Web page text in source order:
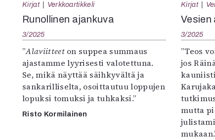
Kirjat Verkkoartikkeli
Runollinen ajankuva
3/2025
”Alaviitteeton suppea summaus
ajastamme lyyrisesti valotettuna.
Se, mikä näyttää säihkyvältä ja
sankarilliselta, osoittautuu loppujen
lopuksi tomuksi ja tuhkaksi.”
Risto Kormilainen
Kirjat
Vesien
3/2025
”Teos
jos
mutta